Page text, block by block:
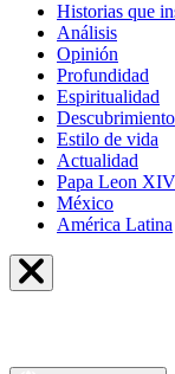
Historias que
Análisis
Opinión
Profundidad
Espiritualidad
Descubrimiento
Estilo de vida
Actualidad
Papa Leon XIV
México
América Latina